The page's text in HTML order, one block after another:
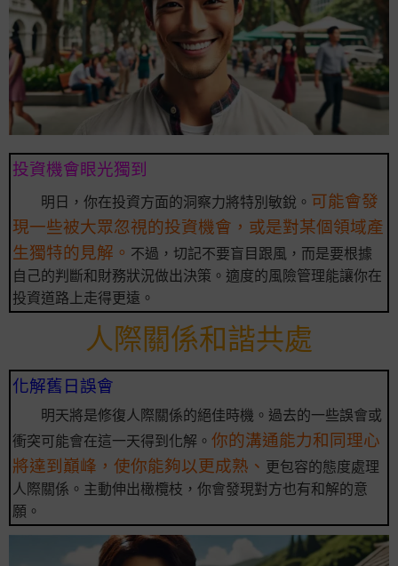
投資機會眼光獨到
明日，你在投資方面的洞察力將特別敏銳。 可能會發
現一些被大眾忽視的投資機會，或是對某個領域產
生獨特的見解。 不過，切記不要盲目跟風，而是要根據
自己的判斷和財務狀況做出決策。適度的風險管理能讓你在
投資道路上走得更遠。
人際關係和諧共處
化解舊日誤會
明天將是修復人際關係的絕佳時機。過去的一些誤會或
衝突可能會在這一天得到化解。 你的溝通能力和同理心
將達到巔峰，使你能夠以更成熟、 更包容的態度處理
人際關係。主動伸出橄欖枝，你會發現對方也有和解的意
願。